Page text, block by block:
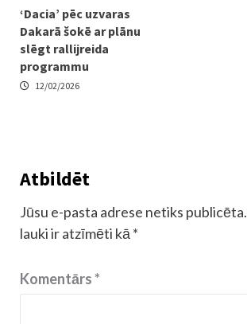
‘Dacia’ pēc uzvaras
Dakarā šokē ar plānu
slēgt rallijreida
programmu
12/02/2026
Atbildēt
Jūsu e-pasta adrese netiks publicēta.
lauki ir atzīmēti kā *
Komentārs*